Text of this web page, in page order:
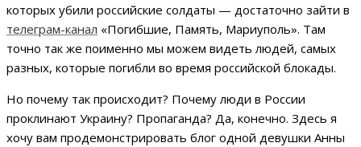
которых убили российские солдаты — достаточно зайти в
телеграм-канал «Погибшие, Память, Мариуполь». Там
точно так же поименно мы можем видеть людей, самых
разных, которые погибли во время российской блокады.
Но почему так происходит? Почему люди в России
проклинают Украину? Пропаганда? Да, конечно. Здесь я
хочу вам продемонстрировать блог одной девушки Анны